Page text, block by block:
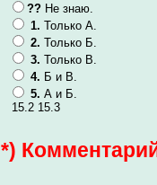
?? Не знаю.
1. Только А.
2. Только Б.
3. Только В.
4. Б и В.
5. А и Б.
15.2 15.3
*)